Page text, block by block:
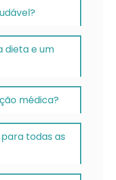
dieta e um
médica?
todas as